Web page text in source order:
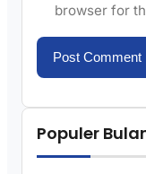
browser for
Populer